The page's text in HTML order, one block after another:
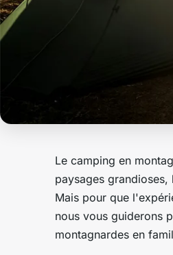
Le camping en
paysages
Mais pour que
nous vous guiderons
montagnardes en